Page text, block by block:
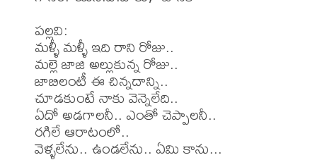
పల్లవి:
మళ్ళీ మళ్ళీ ఇది రాని రోజు..
మల్లె జాజి అల్లుకున్న రోజు..
జాబిలంటీ ఈ చిన్నదాన్ని..
చూడకుంటే నాకు వెన్నెలేది..
ఏదో అడగాలనీ.. ఎంతో చెప్పాలనీ..
రగిలే ఆరాటంలో..
వెళ్ళలేను.. ఉండలేను.. ఏమి కాను...